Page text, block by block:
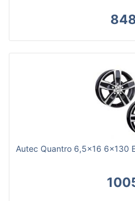
Autec Quantro 6,5x16 6x130